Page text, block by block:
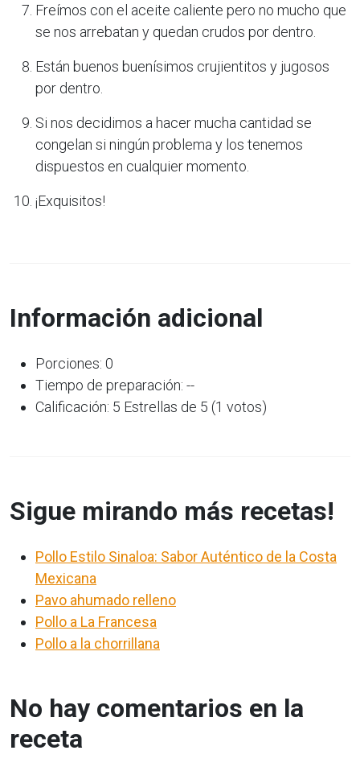
Freímos con el aceite caliente pero no mucho que
se nos arrebatan y quedan crudos por dentro.
Están buenos buenísimos crujientitos y jugosos
por dentro.
Si nos decidimos a hacer mucha cantidad se
congelan si ningún problema y los tenemos
dispuestos en cualquier momento.
¡Exquisitos!
Información adicional
Porciones: 0
Tiempo de preparación: --
Calificación: 5 Estrellas de 5 (1 votos)
Sigue mirando más recetas!
Pollo Estilo Sinaloa: Sabor Auténtico de la Costa
Mexicana
Pavo ahumado relleno
Pollo a La Francesa
Pollo a la chorrillana
No hay comentarios en la
receta